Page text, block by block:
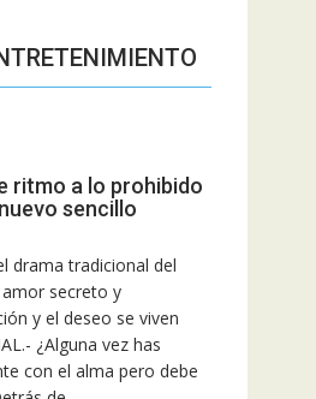
ritmo a lo prohibido
sencillo
drama tradicional del
secreto y
y el deseo se viven
¿Alguna vez has
con el alma pero debe